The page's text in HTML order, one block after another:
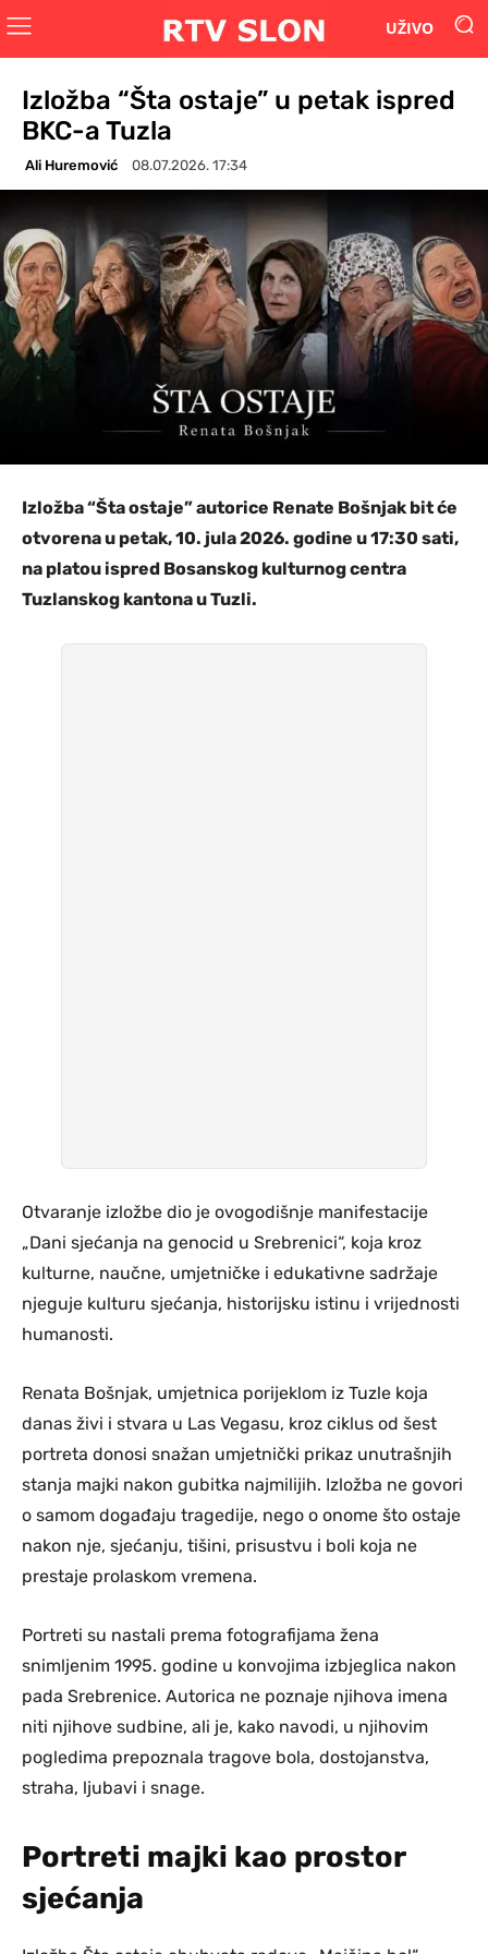
UŽIVO
Izložba “Šta ostaje” u petak ispred
BKC-a Tuzla
Ali Huremović 08.07.2026. 17:34
Izložba “Šta ostaje” autorice Renate Bošnjak bit će
otvorena u petak, 10. jula 2026. godine u 17:30 sati,
na platou ispred Bosanskog kulturnog centra
Tuzlanskog kantona u Tuzli.
Otvaranje izložbe dio je ovogodišnje manifestacije
„Dani sjećanja na genocid u Srebrenici“, koja kroz
kulturne, naučne, umjetničke i edukativne sadržaje
njeguje kulturu sjećanja, historijsku istinu i vrijednosti
humanosti.
Renata Bošnjak, umjetnica porijeklom iz Tuzle koja
danas živi i stvara u Las Vegasu, kroz ciklus od šest
portreta donosi snažan umjetnički prikaz unutrašnjih
stanja majki nakon gubitka najmilijih. Izložba ne govori
o samom događaju tragedije, nego o onome što ostaje
nakon nje, sjećanju, tišini, prisustvu i boli koja ne
prestaje prolaskom vremena.
Portreti su nastali prema fotografijama žena
snimljenim 1995. godine u konvojima izbjeglica nakon
pada Srebrenice. Autorica ne poznaje njihova imena
niti njihove sudbine, ali je, kako navodi, u njihovim
pogledima prepoznala tragove bola, dostojanstva,
straha, ljubavi i snage.
Portreti majki kao prostor
sjećanja